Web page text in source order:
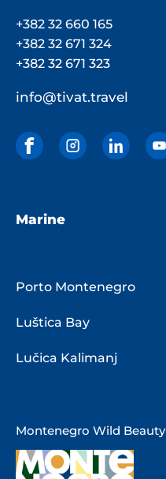
+382 32 660 165
+382 32 671 324
+382 32 671 323
info@tivat.travel
Marine
Porto Montenegro
Luštica Bay
Lučica Kalimanj
Montenegro Wild Beauty